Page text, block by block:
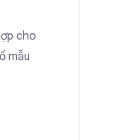
cho
mẫu